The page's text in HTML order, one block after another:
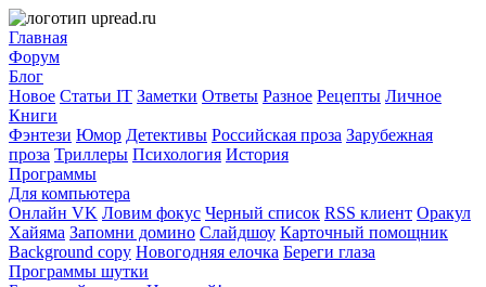
Главная
Форум
Блог
Новое Статьи IT Заметки Ответы Разное Рецепты Личное
Книги
Фэнтези Юмор Детективы Российская проза Зарубежная
проза Триллеры Психология История
Программы
Для компьютера
Онлайн VK Ловим фокус Черный список RSS клиент Оракул
Хайяма Запомни домино Слайдшоу Карточный помощник
Background copy Новогодняя елочка Береги глаза
Программы шутки